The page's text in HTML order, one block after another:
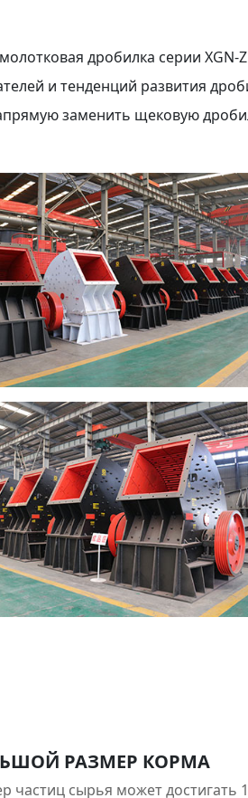
дробилка серии
и тенденций развития
заменить щековую
РАЗМЕР КОРМА
частиц сырья может достигать